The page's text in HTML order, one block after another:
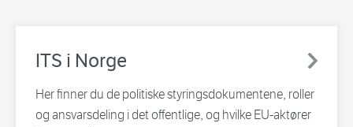
ITS i Norge
Her finner du de politiske styringsdokumentene, roller
og ansvarsdeling i det offentlige, og hvilke EU-aktører